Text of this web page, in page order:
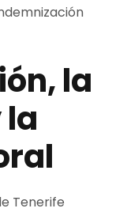
la
la
Tenerife